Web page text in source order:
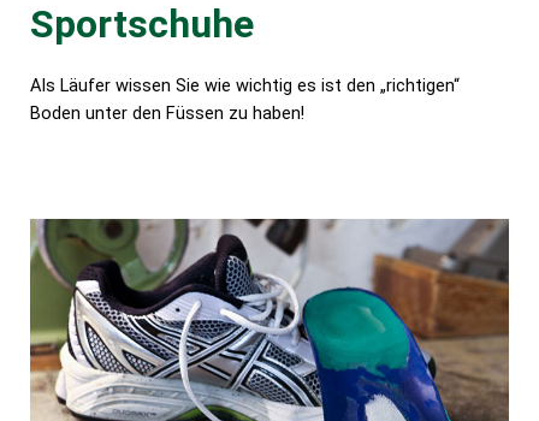
Sportschuhe
Als Läufer wissen Sie wie wichtig es ist den „richtigen“
Boden unter den Füssen zu haben!